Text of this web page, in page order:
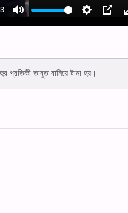
Mute Settings
PIP
প্রতিকী তাবুত বানিয়ে টানা হয়।